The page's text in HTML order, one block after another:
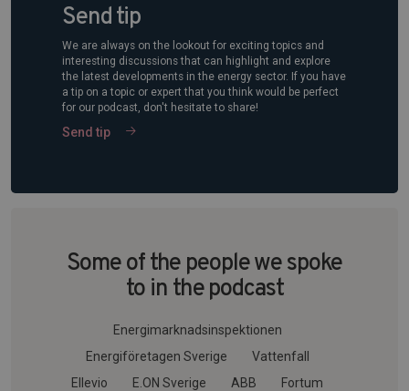
Send tip
We are always on the lookout for exciting topics and
interesting discussions that can highlight and explore
the latest developments in the energy sector. If you have
a tip on a topic or expert that you think would be perfect
for our podcast, don't hesitate to share!
Send tip
Some of the people we spoke
to in the podcast
Energimarknadsinspektionen
Energiföretagen Sverige
Vattenfall
Ellevio
E.ON Sverige ABB
Fortum